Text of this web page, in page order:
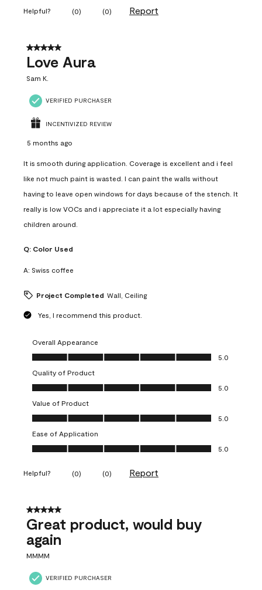
Helpful? (0) (0) Report
5 out of 5 stars.
Love Aura
Sam K.
VERIFIED PURCHASER
INCENTIVIZED REVIEW
5 months ago
It is smooth during application. Coverage is excellent and i feel
like not much paint is wasted. I can paint the walls without
having to leave open windows for days because of the stench. It
really is low VOCs and i appreciate it a lot especially having
children around.
Q: Color Used
A: Swiss coffee
Project Completed Wall, Ceiling
Yes, I recommend this product.
Overall Appearance
Overall Appearance, 5.0 out of 5
5.0
Quality of Product
Quality of Product, 5.0 out of 5
5.0
Value of Product
Value of Product, 5.0 out of 5
5.0
Ease of Application
Ease of Application, 5.0 out of 5
5.0
Helpful? (0) (0) Report
5 out of 5 stars.
Great product, would buy
again
MMMM
VERIFIED PURCHASER